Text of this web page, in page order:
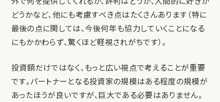
どうかなど、他にも考慮すべき点はたくさんあります（特に
最後の点に関しては、今後何年も協力していくことになる
にもかかわらず、驚くほど軽視されがちです）。
投資額だけではなく、もっと広い視点で考えることが重要
です。パートナーとなる投資家の規模はある程度の規模が
あったほうが良いですが、巨大である必要はありません。